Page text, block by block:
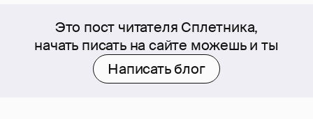
Это пост читателя Сплетника,
начать писать на сайте можешь и ты
Написать блог